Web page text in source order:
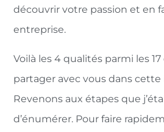
découvrir votre passion et en
entreprise.
Voilà les 4 qualités parmi les 17
partager avec vous dans cette
Revenons aux étapes que
d’énumérer. Pour faire